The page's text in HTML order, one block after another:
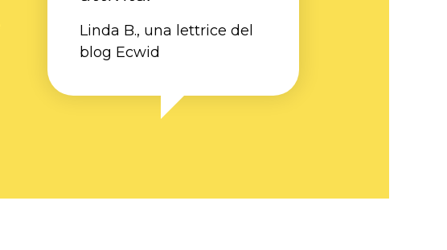
Linda B., una lettrice del
blog Ecwid